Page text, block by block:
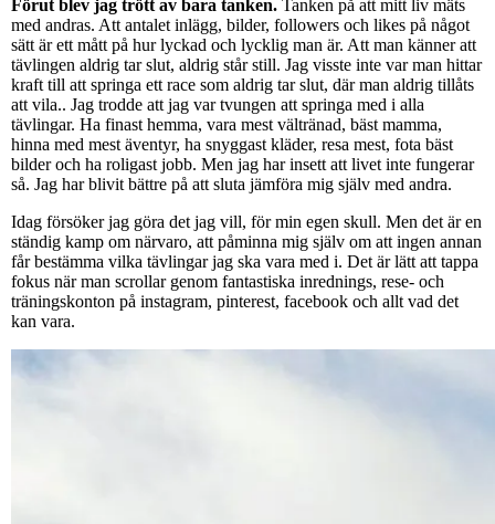
Förut blev jag trött av bara tanken. Tanken på att mitt liv mäts
med andras. Att antalet inlägg, bilder, followers och likes på något
sätt är ett mått på hur lyckad och lycklig man är. Att man känner att
tävlingen aldrig tar slut, aldrig står still. Jag visste inte var man hittar
kraft till att springa ett race som aldrig tar slut, där man aldrig tillåts
att vila.. Jag trodde att jag var tvungen att springa med i alla
tävlingar. Ha finast hemma, vara mest vältränad, bäst mamma,
hinna med mest äventyr, ha snyggast kläder, resa mest, fota bäst
bilder och ha roligast jobb. Men jag har insett att livet inte fungerar
så. Jag har blivit bättre på att sluta jämföra mig själv med andra.
Idag försöker jag göra det jag vill, för min egen skull. Men det är en
ständig kamp om närvaro, att påminna mig själv om att ingen annan
får bestämma vilka tävlingar jag ska vara med i. Det är lätt att tappa
fokus när man scrollar genom fantastiska inrednings, rese- och
träningskonton på instagram, pinterest, facebook och allt vad det
kan vara.